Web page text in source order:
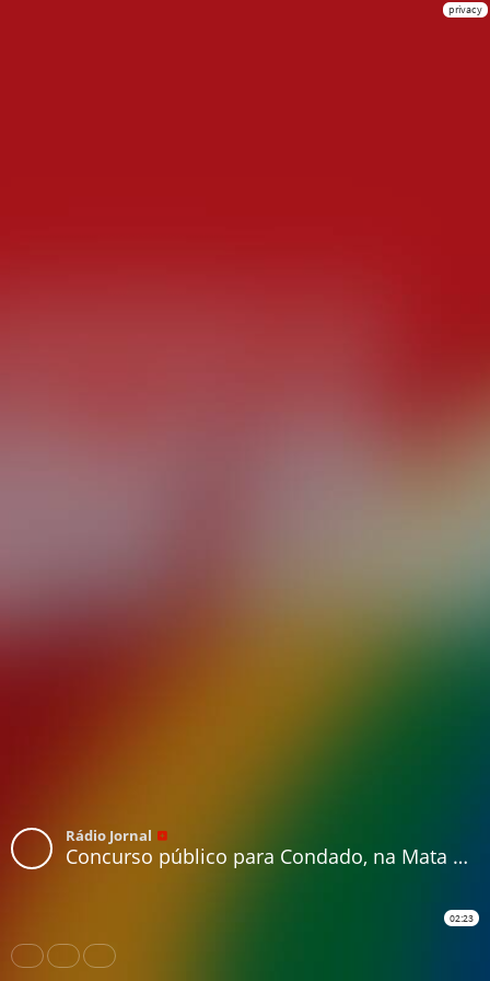
privacy
Rádio Jornal
Concurso público para Condado, na Mata Norte de Pernambuco, oferece 77 vagas
02:23
Share